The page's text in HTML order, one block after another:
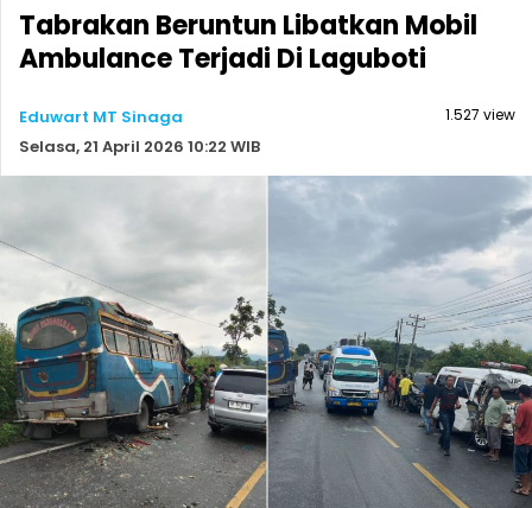
Tabrakan Beruntun Libatkan Mobil
Ambulance Terjadi Di Laguboti
Eduwart MT Sinaga
Selasa, 21 April 2026 10:22 WIB
1.527 view